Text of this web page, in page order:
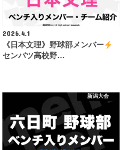
2026.4.1
《日本文理》野球部メンバー
センバツ高校野…
新潟大会